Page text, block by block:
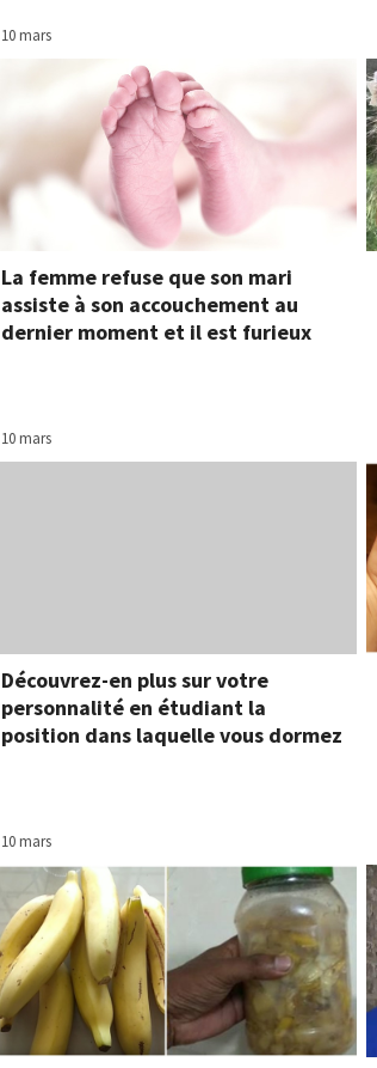
10 mars
La femme refuse que son mari
assiste à son accouchement au
dernier moment et il est furieux
10 mars
Découvrez-en plus sur votre
personnalité en étudiant la
position dans laquelle vous dormez
10 mars